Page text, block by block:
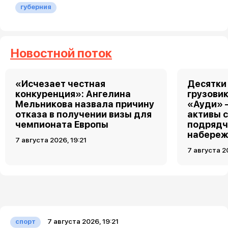
губерния
Новостной поток
«Исчезает честная
конкуренция»: Ангелина
Мельникова назвала причину
отказа в получении визы для
чемпионата Европы
7 августа 2026, 19:21
«Ауди»
активы
7 августа
спорт 7 августа 2026, 19:21